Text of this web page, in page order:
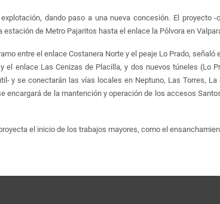
dando paso a una nueva concesión. El proyecto
de Metro Pajaritos hasta el enlace la Pólvora en
entre el enlace Costanera Norte y el peaje Lo Prado, señaló
enlace Las Cenizas de Placilla, y dos nuevos túneles (Lo
y se conectarán las vías locales en Neptuno, Las Torres,
de la mantención y operación de los accesos
el inicio de los trabajos mayores, como el